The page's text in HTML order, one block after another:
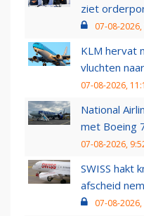
ziet
07-08-
KLM hervat
vluchten
07-08-2026,
National
met Boeing
07-08-2026,
SWISS hakt
afscheid
07-08-2026,